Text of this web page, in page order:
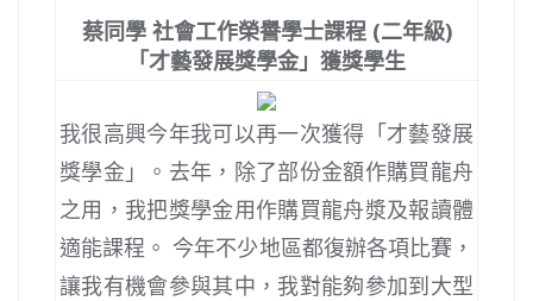
蔡同學 社會工作榮譽學士課程 (二年級)
「才藝發展獎學金」獲獎學生
我很高興今年我可以再一次獲得「才藝發展
獎學金」。去年，除了部份金額作購買龍舟
之用，我把獎學金用作購買龍舟漿及報讀體
適能課程。 今年不少地區都復辦各項比賽，
讓我有機會參與其中，我對能夠參加到大型